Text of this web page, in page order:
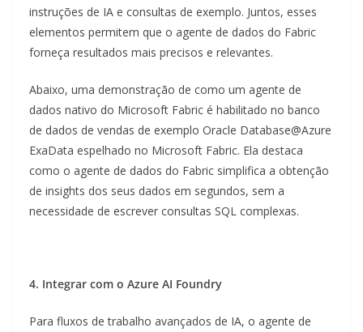
instruções de IA e consultas de exemplo. Juntos, esses
elementos permitem que o agente de dados do Fabric
forneça resultados mais precisos e relevantes.
Abaixo, uma demonstração de como um agente de
dados nativo do Microsoft Fabric é habilitado no banco
de dados de vendas de exemplo Oracle Database@Azure
ExaData espelhado no Microsoft Fabric. Ela destaca
como o agente de dados do Fabric simplifica a obtenção
de insights dos seus dados em segundos, sem a
necessidade de escrever consultas SQL complexas.
4. Integrar com o Azure AI Foundry
Para fluxos de trabalho avançados de IA, o agente de